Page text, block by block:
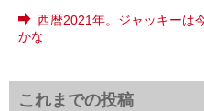
西暦2021年。ジャッキーは
かな
これまでの投稿